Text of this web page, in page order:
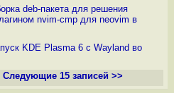
deb-пакета для решения
nvim-cmp для neovim в
KDE Plasma 6 с Wayland во
Следующие 15 записей >>